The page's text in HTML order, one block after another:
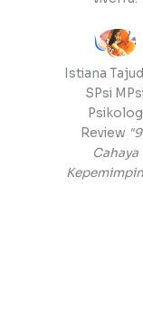
Istiana
SPsi MPsi
Psikolog
Review
Cahaya